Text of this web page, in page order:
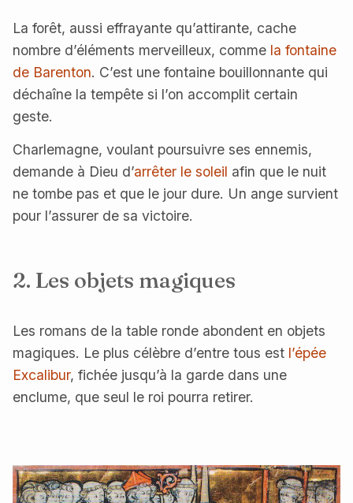
La forêt, aussi effrayante qu’attirante, cache
nombre d’éléments merveilleux, comme la fontaine
de Barenton. C’est une fontaine bouillonnante qui
déchaîne la tempête si l’on accomplit certain
geste.
Charlemagne, voulant poursuivre ses ennemis,
demande à Dieu d’arrêter le soleil afin que le nuit
ne tombe pas et que le jour dure. Un ange survient
pour l’assurer de sa victoire.
2. Les objets magiques
Les romans de la table ronde abondent en objets
magiques. Le plus célèbre d’entre tous est l’épée
Excalibur, fichée jusqu’à la garde dans une
enclume, que seul le roi pourra retirer.